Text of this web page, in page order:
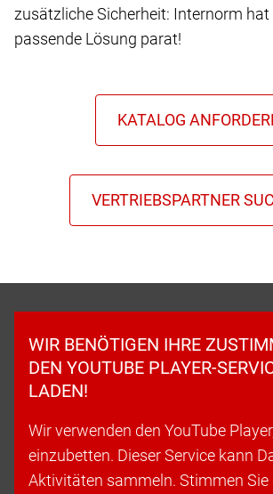
zusätzliche Sicherheit: Internorm hat
passende Lösung parat!
WIR BENÖTIGEN IHRE
DEN YOUTUBE PLAYER-
LADEN!
Wir verwenden den YouTube
einzubetten. Dieser Service kann
Aktivitäten sammeln. Stimmen Sie